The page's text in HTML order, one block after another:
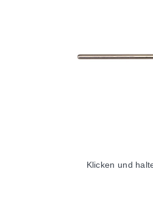
Klicken und